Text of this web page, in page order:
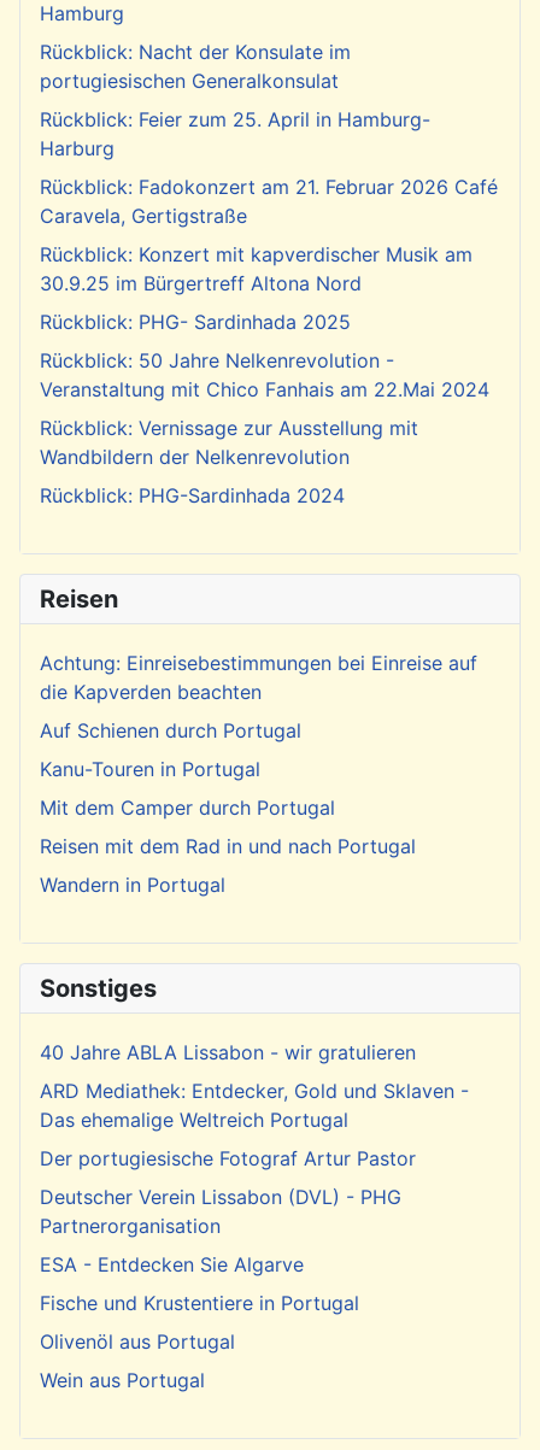
Hamburg
Rückblick: Nacht der Konsulate im
portugiesischen Generalkonsulat
Rückblick: Feier zum 25. April in Hamburg-
Harburg
Rückblick: Fadokonzert am 21. Februar 2026 Café
Caravela, Gertigstraße
Rückblick: Konzert mit kapverdischer Musik am
30.9.25 im Bürgertreff Altona Nord
Rückblick: PHG- Sardinhada 2025
Rückblick: 50 Jahre Nelkenrevolution -
Veranstaltung mit Chico Fanhais am 22.Mai 2024
Rückblick: Vernissage zur Ausstellung mit
Wandbildern der Nelkenrevolution
Rückblick: PHG-Sardinhada 2024
Reisen
Achtung: Einreisebestimmungen bei Einreise auf
die Kapverden beachten
Auf Schienen durch Portugal
Kanu-Touren in Portugal
Mit dem Camper durch Portugal
Reisen mit dem Rad in und nach Portugal
Wandern in Portugal
Sonstiges
40 Jahre ABLA Lissabon - wir gratulieren
ARD Mediathek: Entdecker, Gold und Sklaven -
Das ehemalige Weltreich Portugal
Der portugiesische Fotograf Artur Pastor
Deutscher Verein Lissabon (DVL) - PHG
Partnerorganisation
ESA - Entdecken Sie Algarve
Fische und Krustentiere in Portugal
Olivenöl aus Portugal
Wein aus Portugal